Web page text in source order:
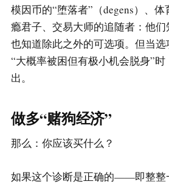
模因币的“堕落者”（degens）、
瘾君子、交易大师的追随者：他
也知道除此之外的可选项。但当
“大概率被困但有极小机会脱身”
出。
做多“赌狗经济”
那么：你应该买什么？
如果这个诊断是正确的——即整整